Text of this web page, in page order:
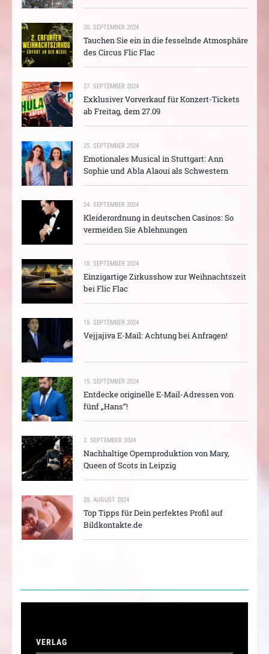
30. SEPTEMBER 2024
Tauchen Sie ein in die fesselnde Atmosphäre
des Circus Flic Flac
27. SEPTEMBER 2024
Exklusiver Vorverkauf für Konzert-Tickets
ab Freitag, dem 27.09
25. SEPTEMBER 2024
Emotionales Musical in Stuttgart: Ann
Sophie und Abla Alaoui als Schwestern
24. SEPTEMBER 2024
Kleiderordnung in deutschen Casinos: So
vermeiden Sie Ablehnungen
18. SEPTEMBER 2024
Einzigartige Zirkusshow zur Weihnachtszeit
bei Flic Flac
15. SEPTEMBER 2024
Vejjajiva E-Mail: Achtung bei Anfragen!
15. SEPTEMBER 2024
Entdecke originelle E-Mail-Adressen von
fünf „Hans“!
2. SEPTEMBER 2024
Nachhaltige Opernproduktion von Mary,
Queen of Scots in Leipzig
28. AUGUST 2024
Top Tipps für Dein perfektes Profil auf
Bildkontakte.de
VERLAG